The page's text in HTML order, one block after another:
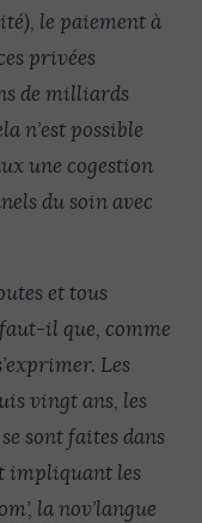
le paiement à
privées
de milliards
n’est possible
une cogestion
du soin avec
et tous
il que, comme
Les
vingt ans, les
sont faites dans
impliquant les
la nov’langue